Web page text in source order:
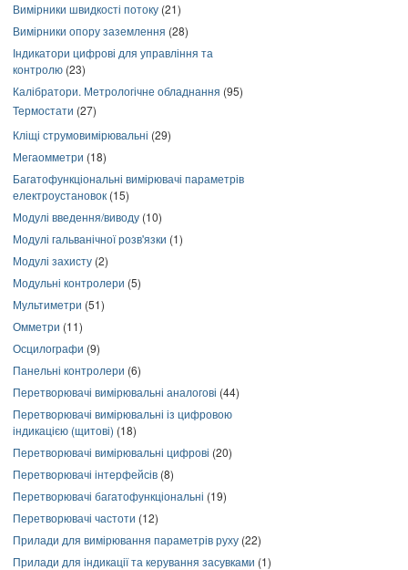
Вимірники швидкості потоку (21)
Вимірники опору заземлення (28)
Індикатори цифрові для управління та
контролю (23)
Калібратори. Метрологічне обладнання (95)
Термостати (27)
Кліщі струмовимірювальні (29)
Мегаомметри (18)
Багатофункціональні вимірювачі параметрів
електроустановок (15)
Модулі введення/виводу (10)
Модулі гальванічної розв'язки (1)
Модулі захисту (2)
Модульні контролери (5)
Мультиметри (51)
Омметри (11)
Осцилографи (9)
Панельні контролери (6)
Перетворювачі вимірювальні аналогові (44)
Перетворювачі вимірювальні із цифровою
індикацією (щитові) (18)
Перетворювачі вимірювальні цифрові (20)
Перетворювачі інтерфейсів (8)
Перетворювачі багатофункціональні (19)
Перетворювачі частоти (12)
Прилади для вимірювання параметрів руху (22)
Прилади для індикації та керування засувками (1)